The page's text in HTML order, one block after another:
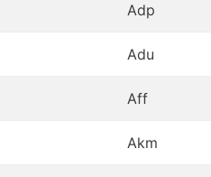
Adp
Adu
Aff
Akm